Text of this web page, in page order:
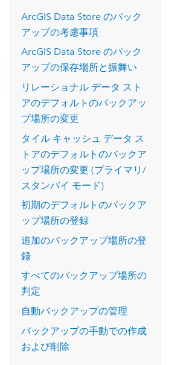
ArcGIS Data Store のバック
アップの考慮事項
ArcGIS Data Store のバック
アップの保存場所と振舞い
リレーショナル データ スト
アのデフォルトのバックアッ
プ場所の変更
タイル キャッシュ データ ス
トアのデフォルトのバックア
ップ場所の変更 (プライマリ/
スタンバイ モード)
初期のデフォルトのバックア
ップ場所の登録
追加のバックアップ場所の登
録
すべてのバックアップ場所の
判定
自動バックアップの管理
バックアップの手動での作成
および削除